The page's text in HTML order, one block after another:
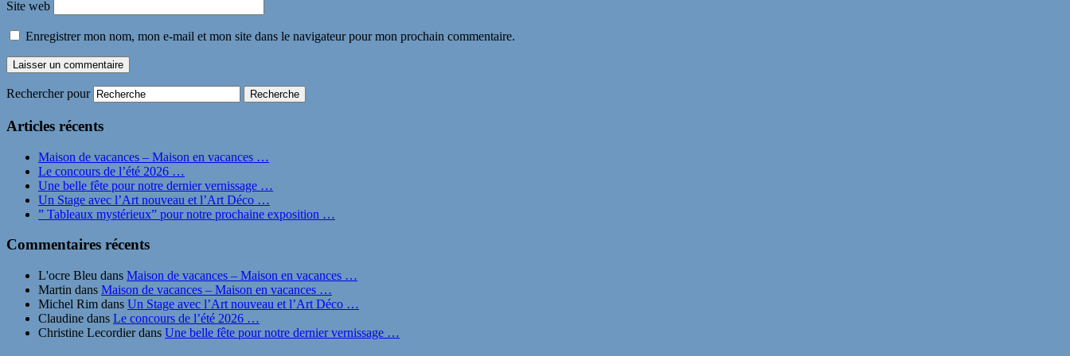
Site web
Enregistrer mon nom, mon e-mail et mon site dans le navigateur pour mon prochain commentaire.
Rechercher pour
Articles récents
Maison de vacances – Maison en vacances …
Le concours de l’été 2026 …
Une belle fête pour notre dernier vernissage …
Un Stage avec l’Art nouveau et l’Art Déco …
” Tableaux mystérieux” pour notre prochaine exposition …
Commentaires récents
L'ocre Bleu dans Maison de vacances – Maison en vacances …
Martin dans Maison de vacances – Maison en vacances …
Michel Rim dans Un Stage avec l’Art nouveau et l’Art Déco …
Claudine dans Le concours de l’été 2026 …
Christine Lecordierdans Une belle fête pour notre dernier vernissage …